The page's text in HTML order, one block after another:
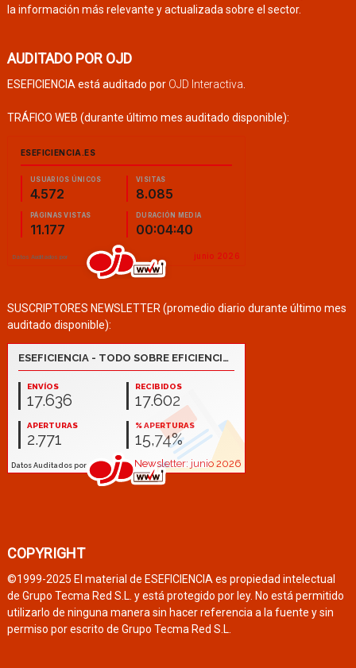
la información más relevante y actualizada sobre el sector.
AUDITADO POR OJD
ESEFICIENCIA está auditado por OJD Interactiva
TRÁFICO WEB (durante último mes auditado disponible):
SUSCRIPTORES NEWSLETTER (promedio diario durante último mes
auditado disponible):
COPYRIGHT
©1999-2025 El material de ESEFICIENCIA es propiedad intelectual
de Grupo Tecma Red S.L. y está protegido por ley. No está permitido
utilizarlo de ninguna manera sin hacer referencia a la fuente y sin
permiso por escrito de Grupo Tecma Red S.L.